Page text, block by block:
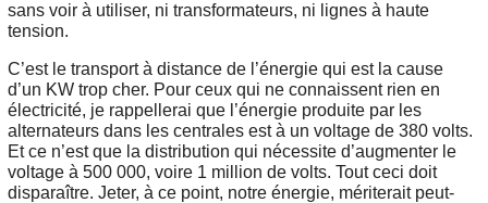
sans voir à utiliser, ni transformateurs, ni lignes à haute
tension.
C’est le transport à distance de l’énergie qui est la cause
d’un KW trop cher. Pour ceux qui ne connaissent rien en
électricité, je rappellerai que l’énergie produite par les
alternateurs dans les centrales est à un voltage de 380 volts.
Et ce n’est que la distribution qui nécessite d’augmenter le
voltage à 500 000, voire 1 million de volts. Tout ceci doit
disparaître. Jeter, à ce point, notre énergie, mériterait peut-